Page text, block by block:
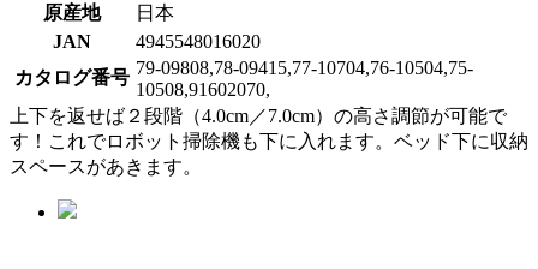
原産地
日本
JAN
4945548016020
カタログ番号 79-09808,78-09415,77-10704,76-10504,75-
10508,91602070,
上下を返せば２段階（4.0cm／7.0cm）の高さ調節が可能で
す！これでロボット掃除機も下に入れます。ベッド下に収納
スペースがあきます。